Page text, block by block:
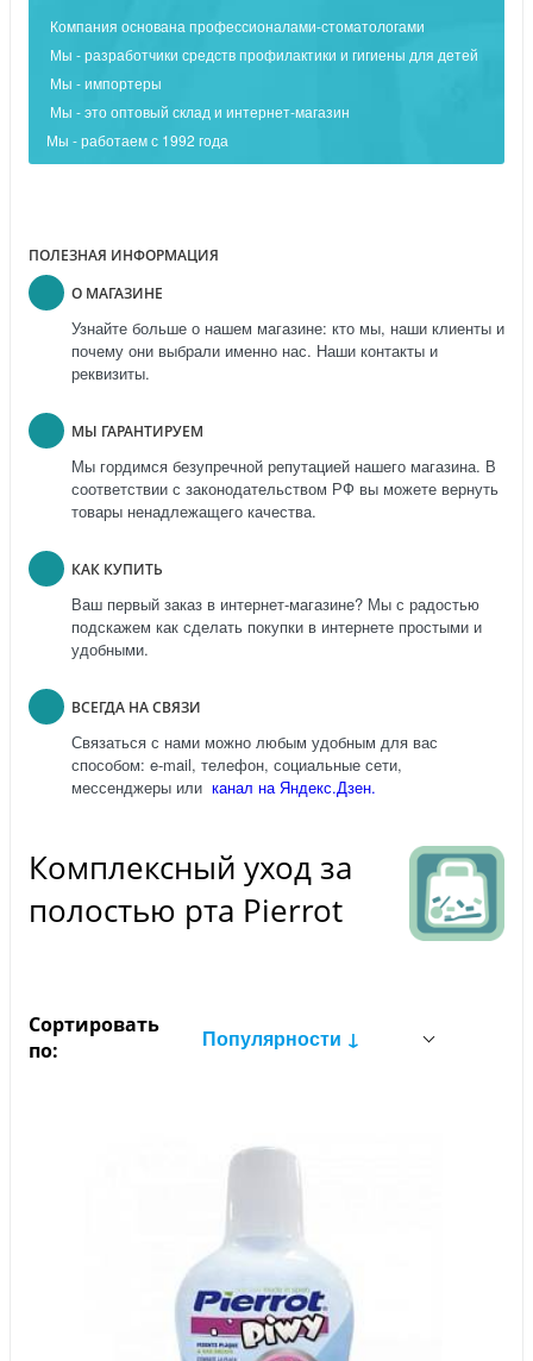
Компания основана профессионалами-стоматологами
Мы - разработчики средств профилактики и гигиены для детей
Мы - импортеры
Мы - это оптовый склад и интернет-магазин
Мы - работаем с 1992 года
ПОЛЕЗНАЯ ИНФОРМАЦИЯ
О МАГАЗИНЕ
Узнайте больше о нашем магазине: кто мы, наши клиенты и
почему они выбрали именно нас. Наши контакты и
реквизиты.
МЫ ГАРАНТИРУЕМ
Мы гордимся безупречной репутацией нашего магазина. В
соответствии с законодательством РФ вы можете вернуть
товары ненадлежащего качества.
КАК КУПИТЬ
Ваш первый заказ в интернет-магазине? Мы с радостью
подскажем как сделать покупки в интернете простыми и
удобными.
ВСЕГДА НА СВЯЗИ
Связаться с нами можно любым удобным для вас
способом: e-mail, телефон, социальные сети,
мессенджеры или канал на Яндекс.Дзен.
Комплексный уход за
полостью рта Pierrot
Сортировать
по:
Популярности ↓